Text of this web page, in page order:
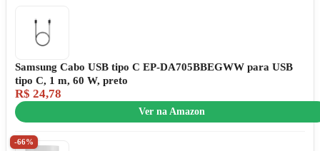
Samsung Cabo USB tipo C EP-DA705BBEGWW para USB
tipo C, 1 m, 60 W, preto
R$ 24,78
Ver na Amazon
-66%